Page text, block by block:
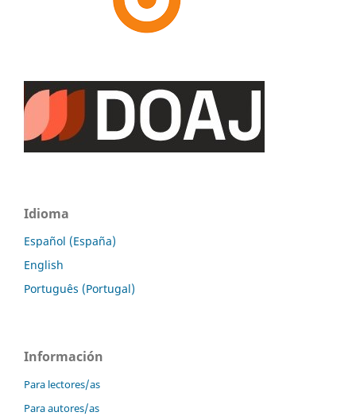
Idioma
Español (España)
English
Português (Portugal)
Información
Para lectores/as
Para autores/as